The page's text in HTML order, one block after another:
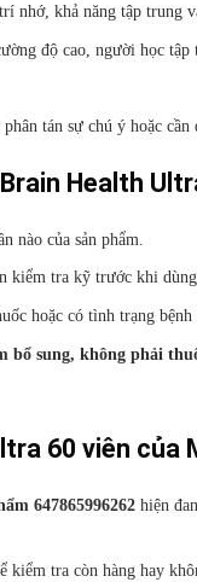
khả năng tập trung
độ cao, người học tập
tán sự chú ý hoặc
Health
nào của sản phẩm.
kiểm tra kỹ trước khi
hoặc có tình trạng
sung, không phải
60 viên của
647865996262 hiện
kiểm tra còn hàng hay